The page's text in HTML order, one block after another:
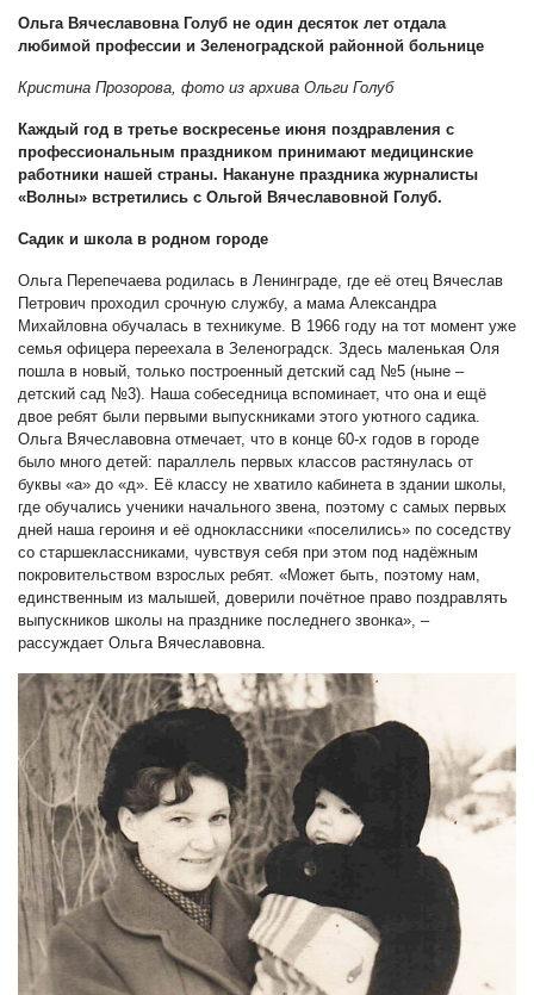
Ольга Вячеславовна Голуб не один десяток лет отдала
любимой профессии и Зеленоградской районной больнице
Кристина Прозорова, фото из архива Ольги Голуб
Каждый год в третье воскресенье июня поздравления с
профессиональным праздником принимают медицинские
работники нашей страны. Накануне праздника журналисты
«Волны» встретились с Ольгой Вячеславовной Голуб.
Садик и школа в родном городе
Ольга Перепечаева родилась в Ленинграде, где её отец Вячеслав
Петрович проходил срочную службу, а мама Александра
Михайловна обучалась в техникуме. В 1966 году на тот момент уже
семья офицера переехала в Зеленоградск. Здесь маленькая Оля
пошла в новый, только построенный детский сад №5 (ныне –
детский сад №3). Наша собеседница вспоминает, что она и ещё
двое ребят были первыми выпускниками этого уютного садика.
Ольга Вячеславовна отмечает, что в конце 60-х годов в городе
было много детей: параллель первых классов растянулась от
буквы «а» до «д». Её классу не хватило кабинета в здании школы,
где обучались ученики начального звена, поэтому с самых первых
дней наша героиня и её одноклассники «поселились» по соседству
со старшеклассниками, чувствуя себя при этом под надёжным
покровительством взрослых ребят. «Может быть, поэтому нам,
единственным из малышей, доверили почётное право поздравлять
выпускников школы на празднике последнего звонка», –
рассуждает Ольга Вячеславовна.